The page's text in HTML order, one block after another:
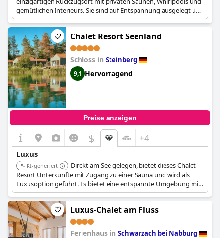
gemütlichen Interieurs. Sie sind auf Entspannung ausgelegt und
bieten eine perfekte Mischung aus Komfort und Stil in einer
ruhigen Umgebung.
Chalet Resort Seenland
Schloss in Steinberg
9,1 Hervorragend
Preise anzeigen
$ +4
Luxus
KI-generiert
Direkt am See gelegen, bietet dieses Chalet-
Resort Unterkünfte mit Zugang zu einer Sauna und wird als
Luxusoption geführt. Es bietet eine entspannte Umgebung mit
privatem Saunazugang für die Gäste.
Luxus-Chalet am Fluss
Ferienhaus in Schwarzach bei Nabburg